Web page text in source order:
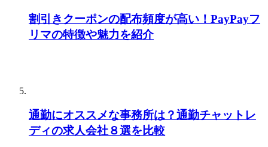
割引きクーポンの配布頻度が高い！PayPayフ
リマの特徴や魅力を紹介
通勤にオススメな事務所は？通勤チャットレ
ディの求人会社８選を比較